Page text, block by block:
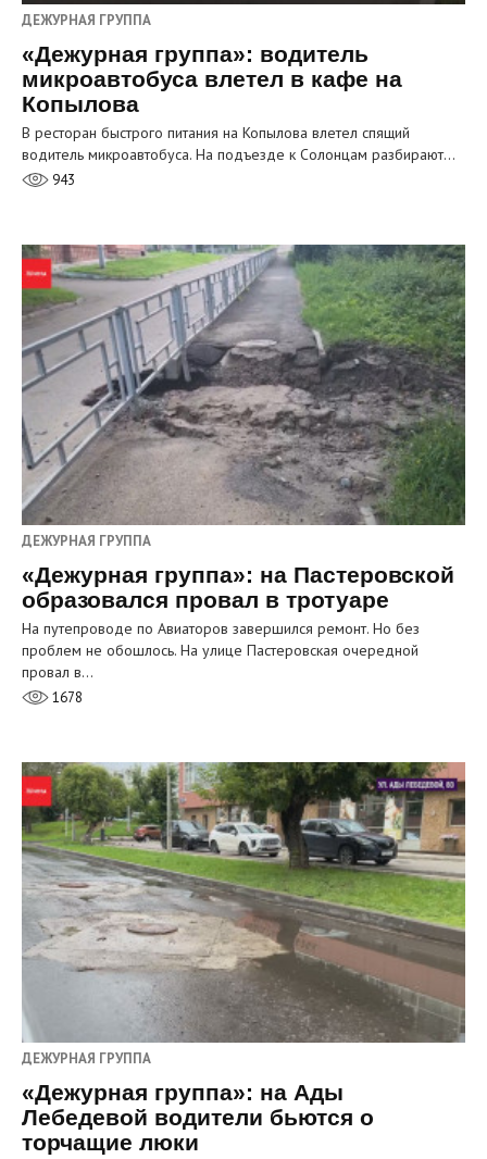
ДЕЖУРНАЯ ГРУППА
«Дежурная группа»: водитель
микроавтобуса влетел в кафе на
Копылова
В ресторан быстрого питания на Копылова влетел спящий
водитель микроавтобуса. На подъезде к Солонцам разбирают…
943
ДЕЖУРНАЯ ГРУППА
«Дежурная группа»: на Пастеровской
образовался провал в тротуаре
На путепроводе по Авиаторов завершился ремонт. Но без
проблем не обошлось. На улице Пастеровская очередной
провал в…
1678
ДЕЖУРНАЯ ГРУППА
«Дежурная группа»: на Ады
Лебедевой водители бьются о
торчащие люки